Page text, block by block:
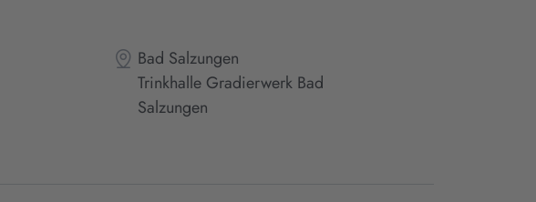
Bad Salzungen
Trinkhalle Gradierwerk Bad
Salzungen